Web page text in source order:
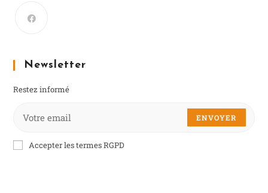
Newsletter
Restez informé
ENVOYER
Accepter les termes RGPD